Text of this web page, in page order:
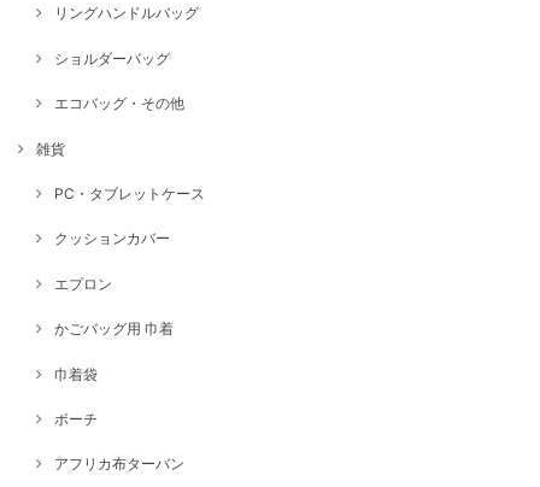
リングハンドルバッグ
ショルダーバッグ
エコバッグ・その他
雑貨
PC・タブレットケース
クッションカバー
エプロン
かごバッグ用 巾着
巾着袋
ポーチ
アフリカ布ターバン